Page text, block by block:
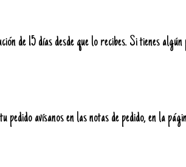
de 15 días desde que lo recibes. Si tienes
avísanos en las notas de pedido, en la